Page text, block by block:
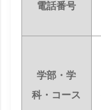
電話番号
学部・学
科・コース